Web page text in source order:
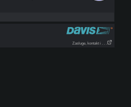
Zasluge, kontakt i . . .